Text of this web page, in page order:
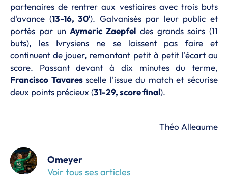
partenaires de rentrer aux vestiaires avec trois buts
d'avance (13-16, 30'). Galvanisés par leur public et
portés par unAymeric Zaepfel des grands soirs (11
buts), les Ivrysiens ne se laissent pas faire et
continuent de jouer, remontant petit à petit l'écart au
score. Passant devant à dix minutes du terme,
Francisco Tavaresscelle l'issue du match et sécurise
deux points précieux (31-29, score final).
Théo Alleaume
Omeyer
Voir tous ses articles